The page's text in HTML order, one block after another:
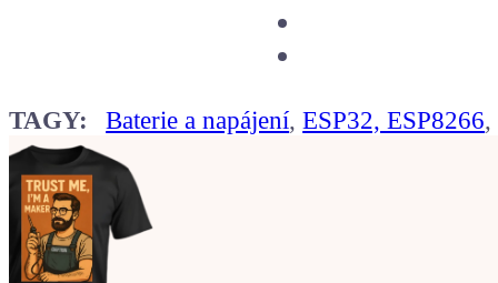
TAGY: Baterie a napájení,ESP32, ESP8266,